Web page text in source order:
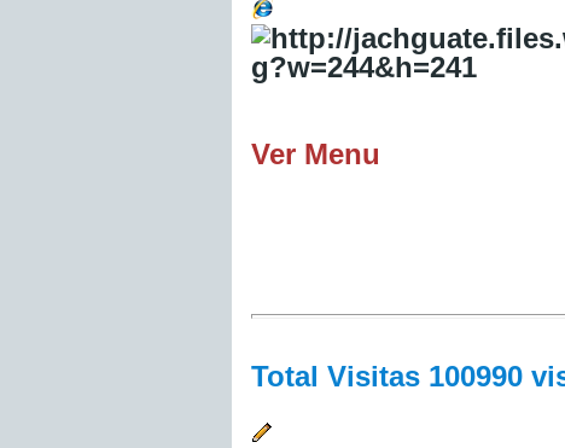
Ver Menu
Total Visitas 100990